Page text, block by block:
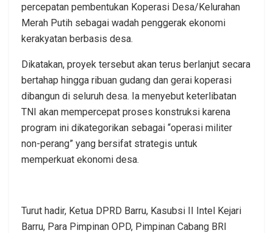
percepatan pembentukan Koperasi Desa/Kelurahan
Merah Putih sebagai wadah penggerak ekonomi
kerakyatan berbasis desa.
Dikatakan, proyek tersebut akan terus berlanjut secara
bertahap hingga ribuan gudang dan gerai koperasi
dibangun di seluruh desa. Ia menyebut keterlibatan
TNI akan mempercepat proses konstruksi karena
program ini dikategorikan sebagai “operasi militer
non-perang” yang bersifat strategis untuk
memperkuat ekonomi desa.
Turut hadir, Ketua DPRD Barru, Kasubsi II Intel Kejari
Barru, Para Pimpinan OPD, Pimpinan Cabang BRI